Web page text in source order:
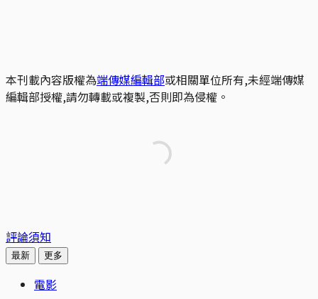
本刊載內容版權為端傳媒編輯部或相關單位所有,未經端傳媒
編輯部授權,請勿轉載或複製,否則即為侵權。
評論須知
最新 更多
電影